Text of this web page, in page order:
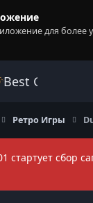
для более
Best Gothic
Ретро Игры
стартует сбор